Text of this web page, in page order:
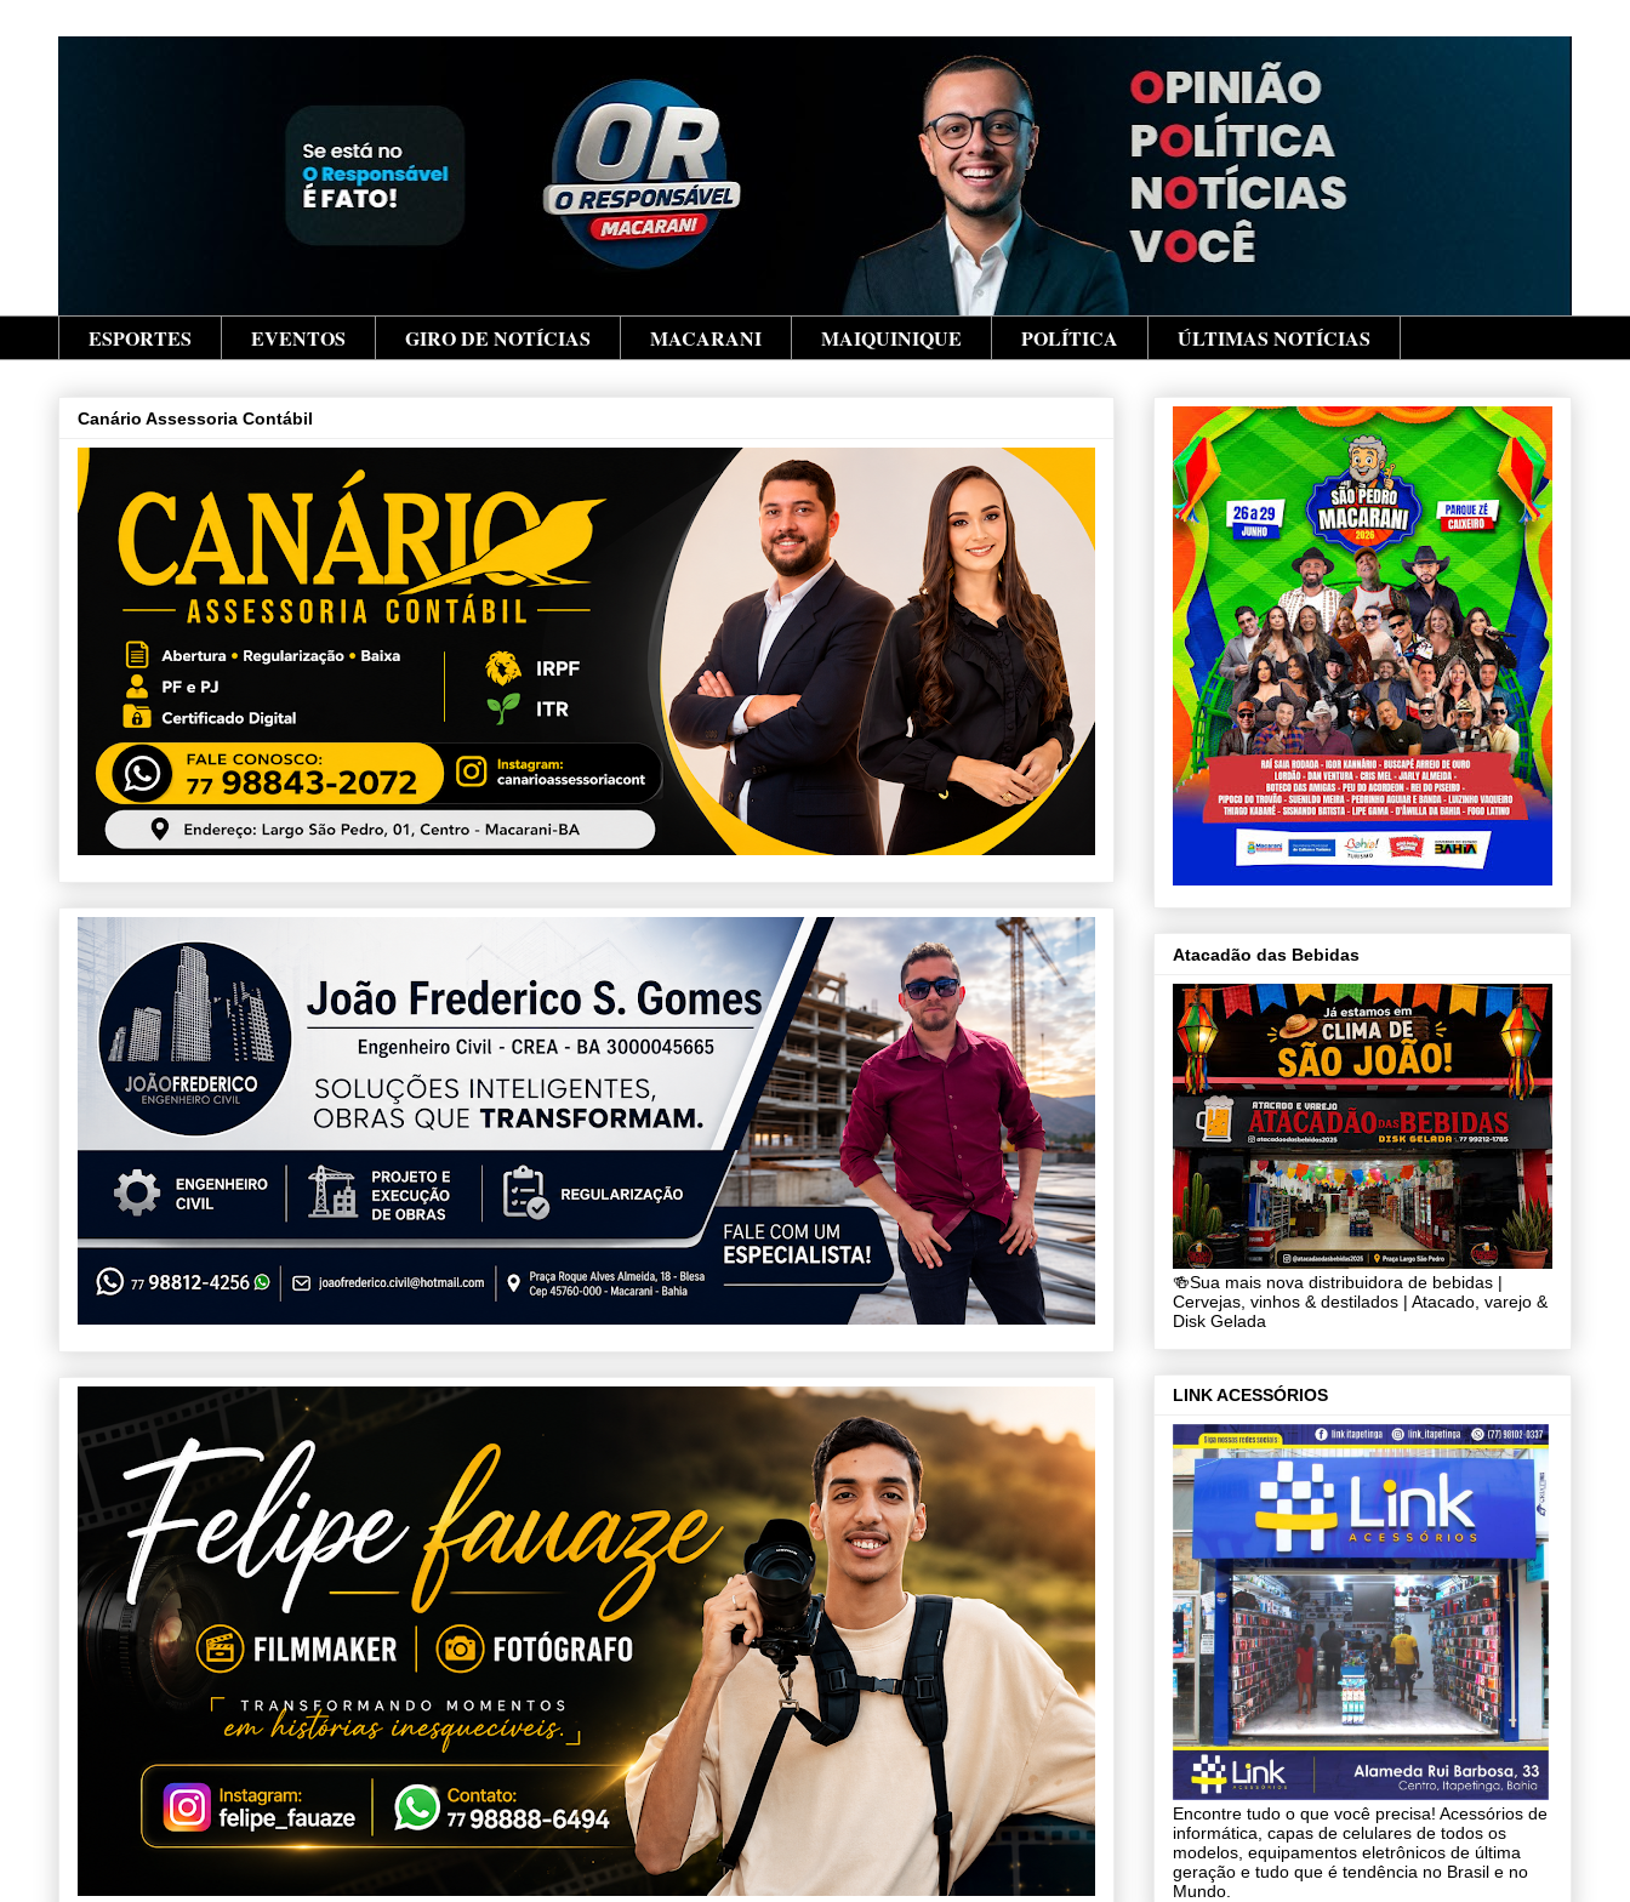
ESPORTES EVENTOS GIRO DE NOTÍCIAS MACARANI MAIQUINIQUE POLÍTICA ÚLTIMAS NOTÍCIAS
Canário Assessoria Contábil
Atacadão das Bebidas
🍻Sua mais nova distribuidora de bebidas |
Cervejas, vinhos & destilados | Atacado, varejo &
Disk Gelada
LINK ACESSÓRIOS
Encontre tudo o que você precisa! Acessórios de
informática, capas de celulares de todos os
modelos, equipamentos eletrônicos de última
geração e tudo que é tendência no Brasil e no
Mundo.